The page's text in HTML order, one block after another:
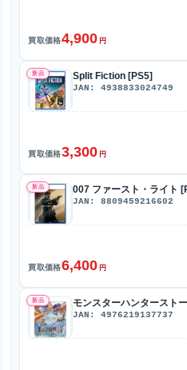
買取価格4,900 円
新品 Split Fiction [PS5]
JAN: 4938833024749
買取価格3,300 円
新品 007 ファースト・ライト
JAN: 8809459216602
買取価格6,400 円
新品 モンスターハンタースト
JAN: 4976219137737